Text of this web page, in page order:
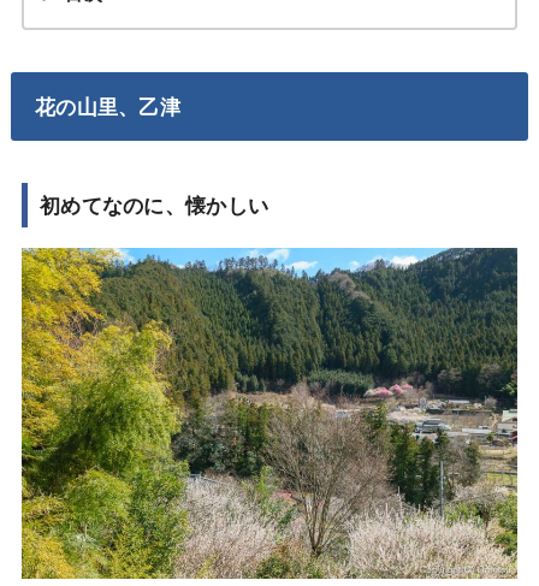
花の山里、乙津
初めてなのに、懐かしい